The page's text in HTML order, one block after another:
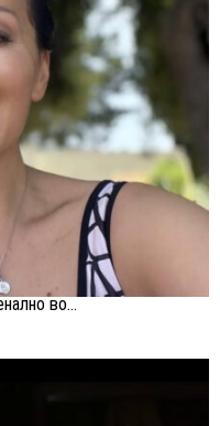
во...